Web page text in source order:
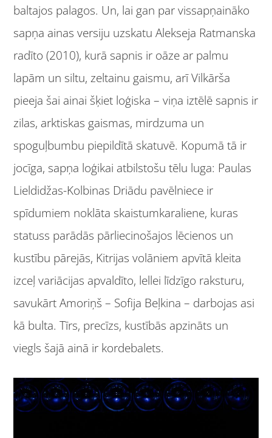
baltajos palagos. Un, lai gan par vissapņaināko
sapņa ainas versiju uzskatu Alekseja Ratmanska
radīto (2010), kurā sapnis ir oāze ar palmu
lapām un siltu, zeltainu gaismu, arī Vilkārša
pieeja šai ainai šķiet loģiska – viņa iztēlē sapnis ir
zilas, arktiskas gaismas, mirdzuma un
spoguļbumbu piepildītā skatuvē. Kopumā tā ir
jocīga, sapņa loģikai atbilstošu tēlu luga: Paulas
Lieldidžas-Kolbinas Driādu pavēlniece ir
spīdumiem noklāta skaistumkaraliene, kuras
statuss parādās pārliecinošajos lēcienos un
kustību pārejās, Kitrijas volāniem apvītā kleita
izceļ variācijas apvaldīto, lellei līdzīgo raksturu,
savukārt Amoriņš – Sofija Beļkina – darbojas asi
kā bulta. Tīrs, precīzs, kustībās apzināts un
viegls šajā ainā ir kordebalets.